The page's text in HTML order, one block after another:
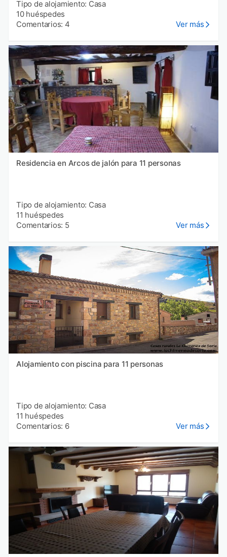
Tipo de alojamiento: Casa
10 huéspedes
Comentarios: 4
Ver más
Residencia en Arcos de jalón para 11 personas
Tipo de alojamiento: Casa
11 huéspedes
Comentarios: 5
Ver más
Alojamiento con piscina para 11 personas
Tipo de alojamiento: Casa
11 huéspedes
Comentarios: 6
Ver más